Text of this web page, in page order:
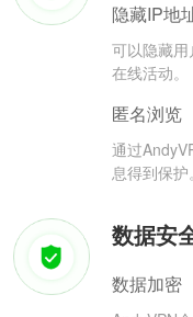
隐藏IP地
可以隐藏
在线活动。
匿名浏览
通过
息得到保护。
数据安
数据加密